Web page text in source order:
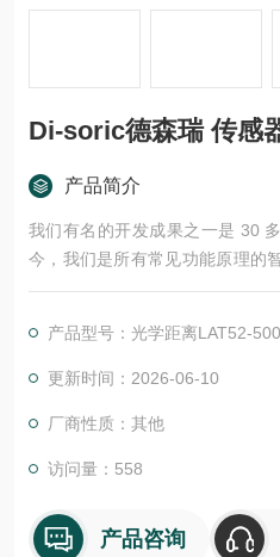
Di-soric德森瑞 传感
产品简介
我们有名的开发成果之一是 30
今，我们是所有常见功能原理的
件、高级 LED 机器光源和信号灯
些产品用于工业自动化的许多
装、机床和测量与测试。
我们主攻汽车、食品与饮料、药
森瑞 传感器
产品型号：光学距离LAT52-
更新时间：2026-06-10
厂商性质：其他
访问量：558
产品咨询